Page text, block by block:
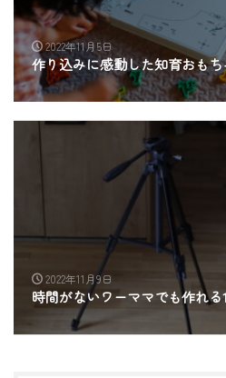
2022年11月5日
作り込みに感動した知育おも
2022年11月9日
時間がないワーママでも作れる